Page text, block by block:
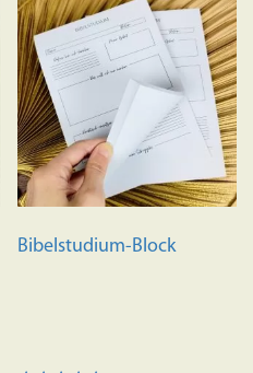
Bibelstudium-Block